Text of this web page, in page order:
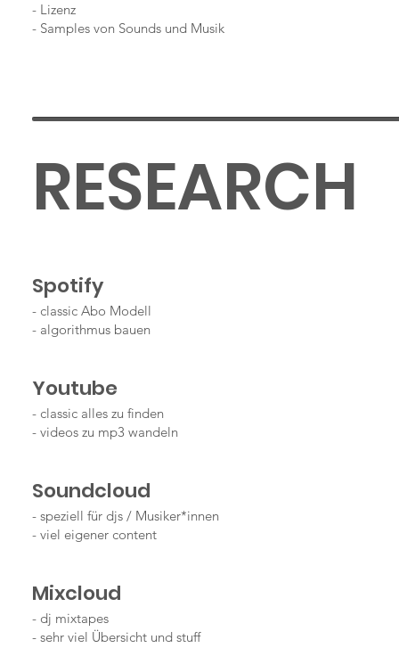
- Lizenz
- Samples von Sounds und Musik
RESEARCH
Spotify
- classic Abo Modell
- algorithmus bauen
Youtube
- classic alles zu finden
- videos zu mp3 wandeln
Soundcloud
- speziell für djs / Musiker*innen
- viel eigener content
Mixcloud
- dj mixtapes
- sehr viel Übersicht und stuff